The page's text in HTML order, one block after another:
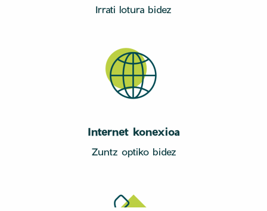
Irrati lotura bidez
Internet konexioa
Zuntz optiko bidez